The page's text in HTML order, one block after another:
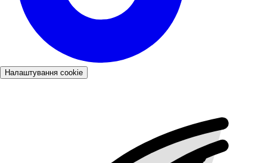
Налаштування cookie